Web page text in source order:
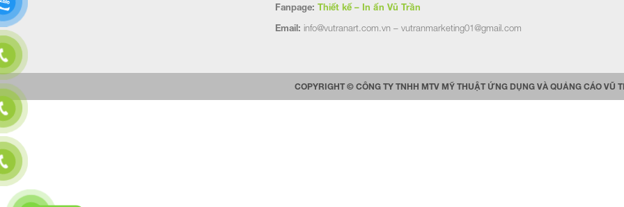
Fanpage: Thiết kế – In ấn Vũ Trần
Email: info@vutranart.com.vn – vutranmarketing01@gmail.com
COPYRIGHT © CÔNG TY TNHH MTV MỸ THUẬT ỨNG DỤNG VÀ QUẢNG CÁO VŨ